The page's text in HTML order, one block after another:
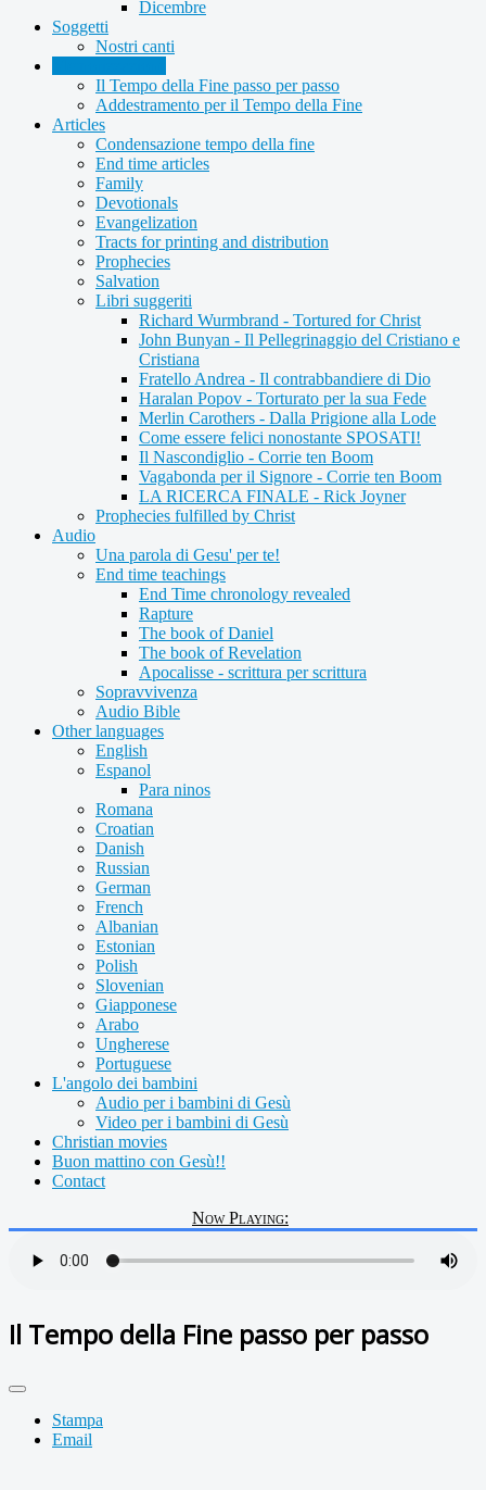
Dicembre
Soggetti
Nostri canti
Il Tempo della Fine passo per passo
Addestramento per il Tempo della Fine
Articles
Condensazione tempo della fine
End time articles
Family
Devotionals
Evangelization
Tracts for printing and distribution
Prophecies
Salvation
Libri suggeriti
Richard Wurmbrand - Tortured for Christ
John Bunyan - Il Pellegrinaggio del Cristiano e
Cristiana
Fratello Andrea - Il contrabbandiere di Dio
Haralan Popov - Torturato per la sua Fede
Merlin Carothers - Dalla Prigione alla Lode
Come essere felici nonostante SPOSATI!
Il Nascondiglio - Corrie ten Boom
Vagabonda per il Signore - Corrie ten Boom
LA RICERCA FINALE - Rick Joyner
Prophecies fulfilled by Christ
Audio
Una parola di Gesu' per te!
End time teachings
End Time chronology revealed
Rapture
The book of Daniel
The book of Revelation
Apocalisse - scrittura per scrittura
Sopravvivenza
Audio Bible
Other languages
English
Espanol
Para ninos
Romana
Croatian
Danish
Russian
German
French
Albanian
Estonian
Polish
Slovenian
Giapponese
Arabo
Ungherese
Portuguese
L'angolo dei bambini
Audio per i bambini di Gesù
Video per i bambini di Gesù
Christian movies
Buon mattino con Gesù!!
Contact
Now Playing:
Il Tempo della Fine passo per passo
Stampa
Email